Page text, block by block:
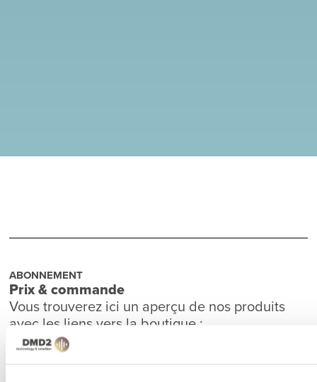
ABONNEMENT
Prix & commande
Vous trouverez ici un aperçu de nos produits
avec les liens vers la boutique :